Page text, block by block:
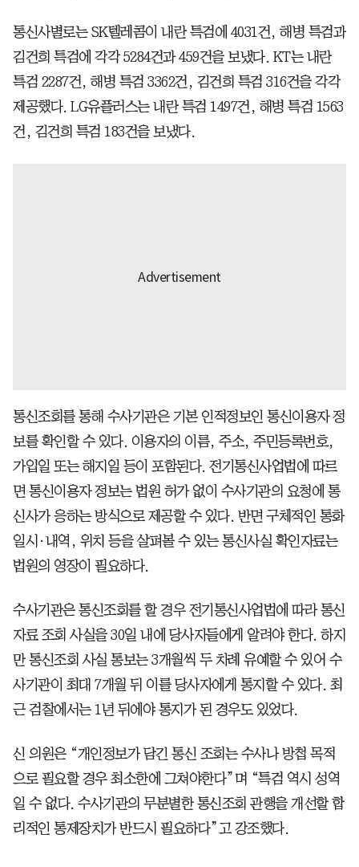
통신사별로는 SK텔레콤이 내란 특검에 4031건, 해병 특검과
김건희 특검에 각각 5284건과 459건을 보냈다. KT는 내란
특검 2287건, 해병 특검 3362건, 김건희 특검 316건을 각각
제공했다. LG유플러스는 내란 특검 1497건, 해병 특검 1563
건, 김건희 특검 183건을 보냈다.
통신조회를 통해 수사기관은 기본 인적정보인 통신이용자 정
보를 확인할 수 있다. 이용자의 이름, 주소, 주민등록번호,
가입일 또는 해지일 등이 포함된다. 전기통신사업법에 따르
면 통신이용자 정보는 법원 허가 없이 수사기관의 요청에 통
신사가 응하는 방식으로 제공할 수 있다. 반면 구체적인 통화
일시·내역, 위치 등을 살펴볼 수 있는 통신사실 확인자료는
법원의 영장이 필요하다.
수사기관은 통신조회를 할 경우 전기통신사업법에 따라 통신
자료 조회 사실을 30일 내에 당사자들에게 알려야 한다. 하지
만 통신조회 사실 통보는 3개월씩 두 차례 유예할 수 있어 수
사기관이 최대 7개월 뒤 이를 당사자에게 통지할 수 있다. 최
근 검찰에서는 1년 뒤에야 통지가 된 경우도 있었다.
신 의원은 “개인정보가 담긴 통신 조회는 수사나 방첩 목적
으로 필요할 경우 최소한에 그쳐야한다”며 “특검 역시 성역
일 수 없다. 수사기관의 무분별한 통신조회 관행을 개선할 합
리적인 통제장치가 반드시 필요하다”고 강조했다.